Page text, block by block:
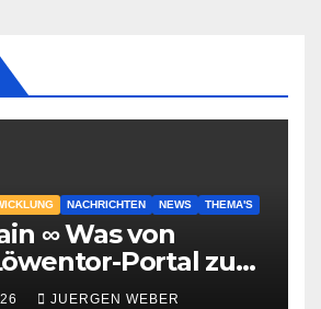
NACHRICHTEN NEWS THEMA'S
∞ Was von
Portal zu
ist
JUERGEN WEBER